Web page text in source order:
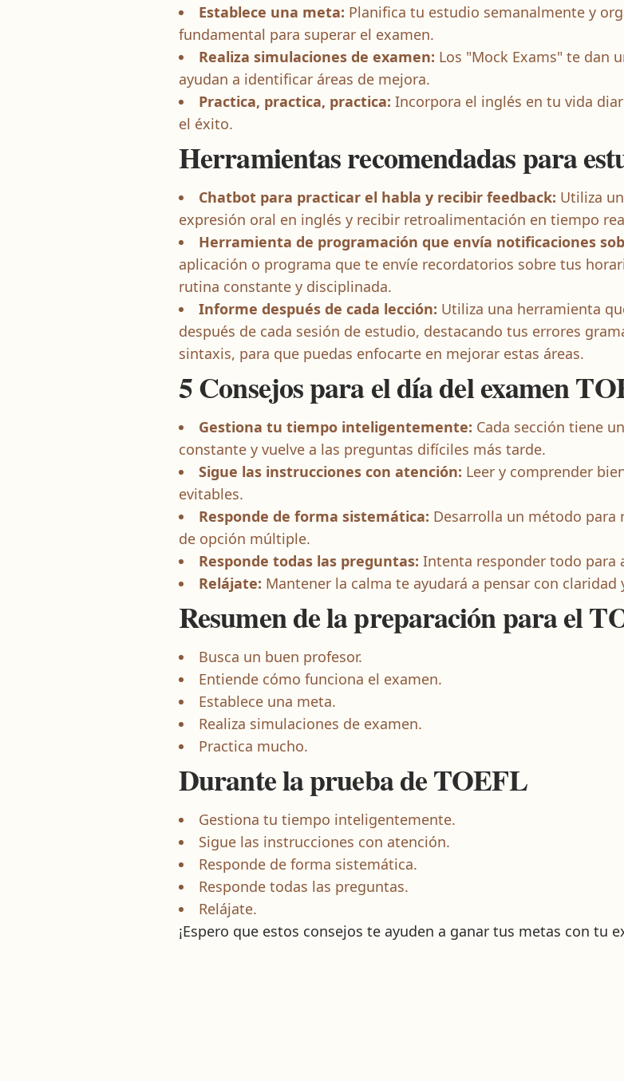
Establece una meta: Planifica tu estudio semanalmente y
fundamental para superar el examen.
Realiza simulaciones de examen: Los "Mock Exams" te dan
ayudan a identificar áreas de mejora.
Practica, practica, practica: Incorpora el inglés en tu vida
el éxito.
Herramientas recomendadas para
Chatbot para practicar el habla y recibir feedback: Utiliza
expresión oral en inglés y recibir retroalimentación en tiempo
Herramienta de programación que envía notificaciones
aplicación o programa que te envíe recordatorios sobre tus
rutina constante y disciplinada.
Informe después de cada lección: Utiliza una herramienta
después de cada sesión de estudio, destacando tus errores
sintaxis, para que puedas enfocarte en mejorar estas áreas.
5 Consejos para el día del examen
Gestiona tu tiempo inteligentemente: Cada sección tiene
constante y vuelve a las preguntas difíciles más tarde.
Sigue las instrucciones con atención: Leer y comprender
evitables.
Responde de forma sistemática: Desarrolla un método para
de opción múltiple.
Responde todas las preguntas: Intenta responder todo para
Relájate: Mantener la calma te ayudará a pensar con
Resumen de la preparación para el
Busca un buen profesor.
Entiende cómo funciona el examen.
Establece una meta.
Realiza simulaciones de examen.
Practica mucho.
Durante la prueba de TOEFL
Gestiona tu tiempo inteligentemente.
Sigue las instrucciones con atención.
Responde de forma sistemática.
Responde todas las preguntas.
Relájate.
¡Espero que estos consejos te ayuden a ganar tus metas con tu